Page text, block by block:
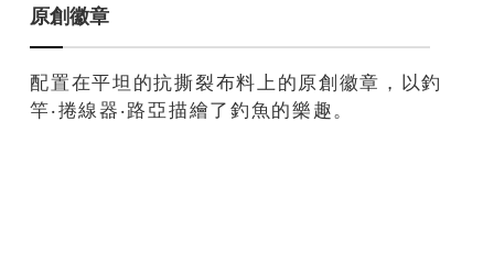
原創徽章
配置在平坦的抗撕裂布料上的原創徽章，以釣
竿‧捲線器‧路亞描繪了釣魚的樂趣。